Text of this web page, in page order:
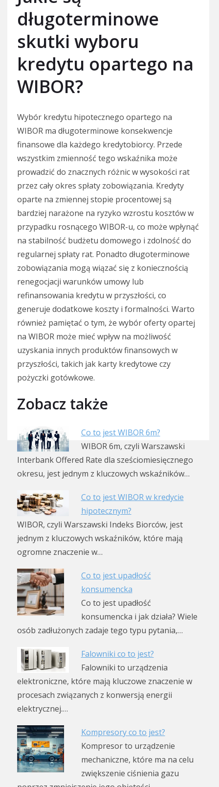
długoterminowe
skutki wyboru
kredytu opartego na
WIBOR?
Wybór kredytu hipotecznego opartego na
WIBOR ma długoterminowe konsekwencje
finansowe dla każdego kredytobiorcy. Przede
wszystkim zmienność tego wskaźnika może
prowadzić do znacznych różnic w wysokości rat
przez cały okres spłaty zobowiązania. Kredyty
oparte na zmiennej stopie procentowej są
bardziej narażone na ryzyko wzrostu kosztów w
przypadku rosnącego WIBOR-u, co może wpłynąć
na stabilność budżetu domowego i zdolność do
regularnej spłaty rat. Ponadto długoterminowe
zobowiązania mogą wiązać się z koniecznością
renegocjacji warunków umowy lub
refinansowania kredytu w przyszłości, co
generuje dodatkowe koszty i formalności. Warto
również pamiętać o tym, że wybór oferty opartej
na WIBOR może mieć wpływ na możliwość
uzyskania innych produktów finansowych w
przyszłości, takich jak karty kredytowe czy
pożyczki gotówkowe.
Zobacz także
Co to jest WIBOR 6m?
WIBOR 6m, czyli Warszawski
Interbank Offered Rate dla sześciomiesięcznego
okresu, jest jednym z kluczowych wskaźników…
Co to jest WIBOR w kredycie
hipotecznym?
WIBOR, czyli Warszawski Indeks Biorców, jest
jednym z kluczowych wskaźników, które mają
ogromne znaczenie w…
Co to jest upadłość
konsumencka
Co to jest upadłość
konsumencka i jak działa? Wiele
osób zadłużonych zadaje tego typu pytania,…
Falowniki co to jest?
Falowniki to urządzenia
elektroniczne, które mają kluczowe znaczenie w
procesach związanych z konwersją energii
elektrycznej.…
Kompresory co to jest?
Kompresor to urządzenie
mechaniczne, które ma na celu
zwiększenie ciśnienia gazu